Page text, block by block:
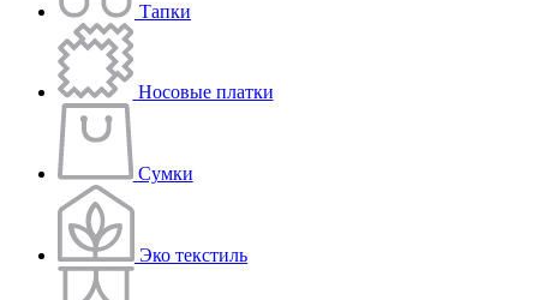
Тапки
Носовые платки
Сумки
Эко текстиль